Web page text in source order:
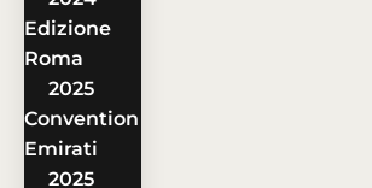
Edizione
Roma
2025
Convention
Emirati
2025